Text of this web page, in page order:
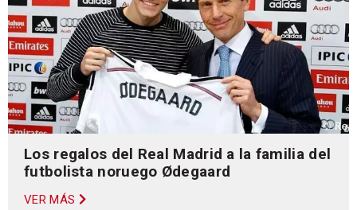
Los regalos del Real Madrid a la familia del
futbolista noruego Ødegaard
VER MÁS